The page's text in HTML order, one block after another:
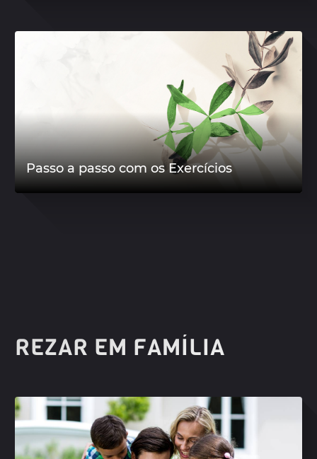
Passo a passo com os Exercícios
REZAR EM FAMÍLIA